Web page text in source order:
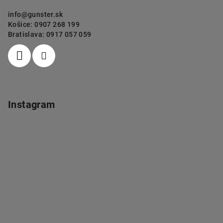
info@gunster.sk
Košice: 0907 268 199
Bratislava: 0917 057 059
Instagram